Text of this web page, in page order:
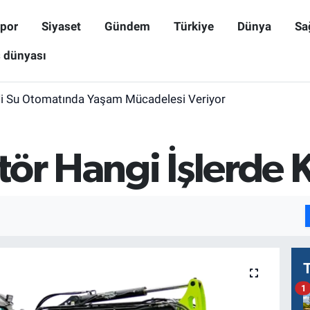
Siyaset Gündem Türkiye Dünya
Su Otomatında Yaşam Mücadelesi Veriyor
Hangi İşlerde
1